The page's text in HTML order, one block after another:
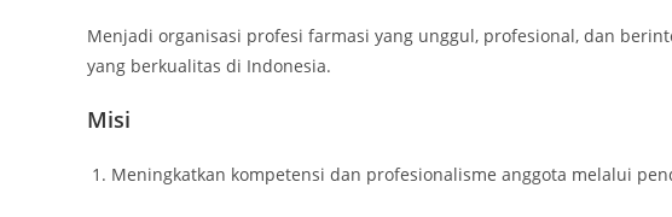
Menjadi organisasi profesi farmasi yang unggul, profesional, dan
yang berkualitas di Indonesia.
Misi
Meningkatkan kompetensi dan profesionalisme anggota melalui